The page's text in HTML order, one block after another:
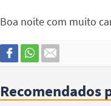
Boa noite com muito
Recomendados